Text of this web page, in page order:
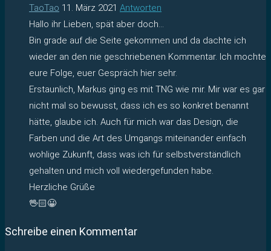
TaoTao 11. März 2021 Antworten
Hallo ihr Lieben, spät aber doch…
Bin grade auf die Seite gekommen und da dachte ich
wieder an den nie geschriebenen Kommentar. Ich mochte
eure Folge, euer Gespräch hier sehr.
Erstaunlich, Markus ging es mit TNG wie mir. Mir war es gar
nicht mal so bewusst, dass ich es so konkret benannt
hätte, glaube ich. Auch für mich war das Design, die
Farben und die Art des Umgangs miteinander einfach
wohlige Zukunft, dass was ich für selbstverständlich
gehalten und mich voll wiedergefunden habe.
Herzliche Grüße
🖖🏻😀
Schreibe einen Kommentar